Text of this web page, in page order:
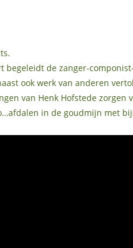
begeleidt de zanger-
ook werk van anderen
van Henk Hofstede zorgen
in de goudmijn met